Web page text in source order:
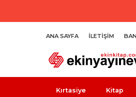
ANA SAYFA İLETIŞIM
Kırtasiye Kitap